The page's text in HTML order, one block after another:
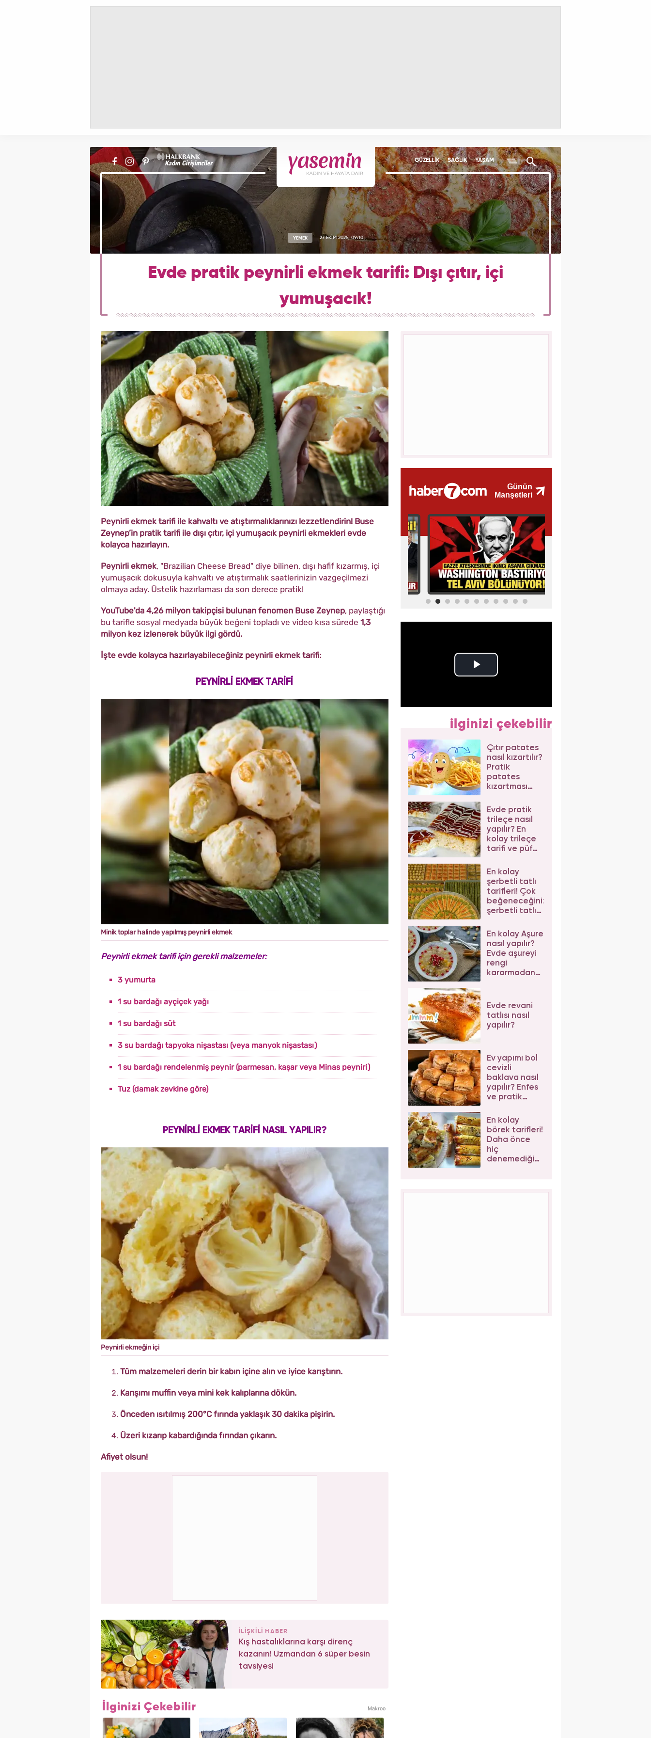
GÜZELLİK SAĞLIK YAŞAM
YEMEK 27 EKİM 2025, 09:10
Evde pratik peynirli ekmek tarifi: Dışı çıtır, içi
yumuşacık!
Peynirli ekmek tarifi ile kahvaltı ve atıştırmalıklarınızı lezzetlendirin! Buse
Zeynep’in pratik tarifi ile dışı çıtır, içi yumuşacık peynirli ekmekleri evde
kolayca hazırlayın.
Peynirli ekmek, "Brazilian Cheese Bread" diye bilinen, dışı hafif kızarmış, içi
yumuşacık dokusuyla kahvaltı ve atıştırmalık saatlerinizin vazgeçilmezi
olmaya aday. Üstelik hazırlaması da son derece pratik!
YouTube'da 4,26 milyon takipçisi bulunan fenomen Buse Zeynep, paylaştığı
bu tarifle sosyal medyada büyük beğeni topladı ve video kısa sürede 1,3
milyon kez izlenerek büyük ilgi gördü.
İşte evde kolayca hazırlayabileceğiniz peynirli ekmek tarifi:
PEYNİRLİ EKMEK TARİFİ
Minik toplar halinde yapılmış peynirli ekmek
Peynirli ekmek tarifi için gerekli malzemeler:
3 yumurta
1 su bardağı ayçiçek yağı
1 su bardağı süt
3 su bardağı tapyoka nişastası (veya manyok nişastası)
1 su bardağı rendelenmiş peynir (parmesan, kaşar veya Minas peyniri)
Tuz (damak zevkine göre)
PEYNİRLİ EKMEK TARİFİ NASIL YAPILIR?
Peynirli ekmeğin içi
Tüm malzemeleri derin bir kabın içine alın ve iyice karıştırın.
Karışımı muffin veya mini kek kalıplarına dökün.
Önceden ısıtılmış 200°C fırında yaklaşık 30 dakika pişirin.
Üzeri kızarıp kabardığında fırından çıkarın.
Afiyet olsun!
İLİŞKİLİ HABER
Kış hastalıklarına karşı direnç
kazanın! Uzmandan 6 süper besin
tavsiyesi
İlginizi Çekebilir Makroo
ilginizi çekebilir
Çıtır patates
nasıl kızartılır?
Pratik
patates
kızartması
Evde pratik
trileçe nasıl
yapılır? En
kolay trileçe
tarifi ve püf
En kolay
şerbetli tatlı
tarifleri! Çok
beğeneceğiniz
şerbetli tatlı
En kolay Aşure
nasıl yapılır?
Evde aşureyi
rengi
kararmadan
Evde revani
tatlısı nasıl
yapılır?
Ev yapımı bol
cevizli
baklava nasıl
yapılır? Enfes
ve pratik
baklava tarifi
En kolay
börek tarifleri!
Daha önce
hiç
denemediğiniz